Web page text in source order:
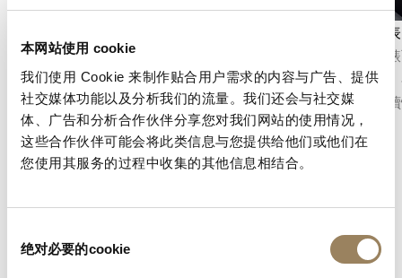
本网站使用 cookie
我们使用 Cookie 来制作贴合用户需求的内容与广告、提供
社交媒体功能以及分析我们的流量。我们还会与社交媒
体、广告和分析合作伙伴分享您对我们网站的使用情况，
这些合作伙伴可能会将此类信息与您提供给他们或他们在
您使用其服务的过程中收集的其他信息相结合。
绝对必要的cookie
秒針顯示功能可以精確地指示時間的流逝。根據
機芯的不同結構，它可以採用中央秒針或偏心小
秒盤，並融入錶盤的整體佈局之中。
計時碼表
計時碼
短時間
能、可